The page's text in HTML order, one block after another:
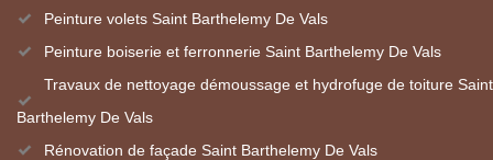
Peinture volets Saint Barthelemy De Vals
Peinture boiserie et ferronnerie Saint Barthelemy De Vals
Travaux de nettoyage démoussage et hydrofuge de toiture Saint
Barthelemy De Vals
Rénovation de façade Saint Barthelemy De Vals